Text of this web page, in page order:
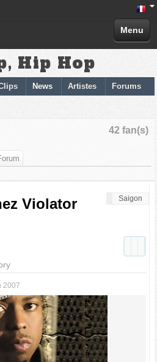
Menu
Hip Hop
News Artistes Forums
42 fan(s)
Saigon
Violator
2007